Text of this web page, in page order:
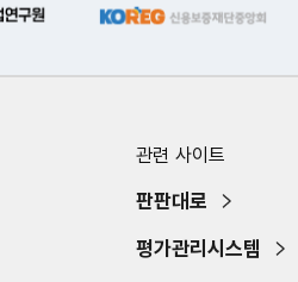
관련 사이트
판판대로
평가관리시스템